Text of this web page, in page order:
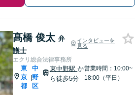
髙橋 俊太 弁
護士
インタビューを
見る
エクリ総合法律事務所
東
京
都
|
中
野
区
東中野駅 か
ら徒歩5分
営業時間：10:00~
18:00（平日）